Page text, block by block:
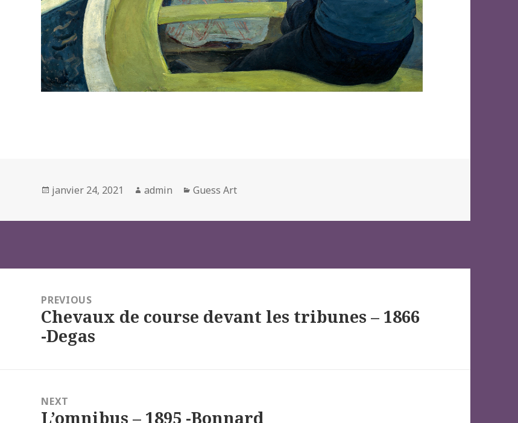
Posted
janvier 24, 2021 Author
admin Categories
Guess Art
l’article
PREVIOUS
Previous
post:
Chevaux de course devant les tribunes – 1866
-Degas
NEXT
Next
L’omnibus – 1895 -Bonnard